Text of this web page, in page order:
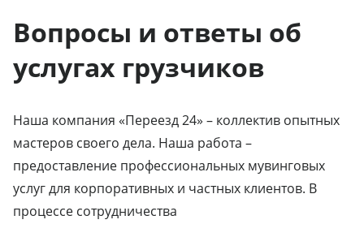
Вопросы и ответы об
услугах грузчиков
Наша компания «Переезд 24» – коллектив опытных
мастеров своего дела. Наша работа –
предоставление профессиональных мувинговых
услуг для корпоративных и частных клиентов. В
процессе сотрудничества